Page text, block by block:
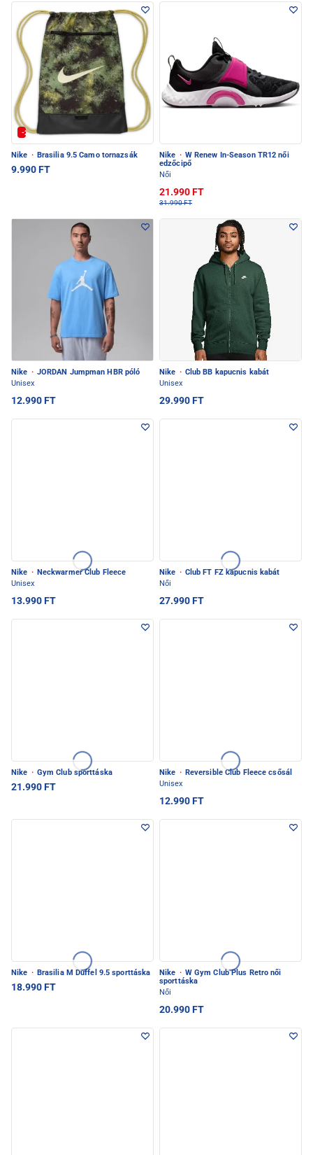
-20% | Kuponkód: SULI-20
Nike · Brasilia 9.5 Camo tornazsák
9.990 FT
Nike · W Renew In-Season TR12 női
edzőcipő
Női
21.990 FT
31.990 FT
Nike · JORDAN Jumpman HBR póló
Unisex
12.990 FT
Nike · Club BB kapucnis kabát
Unisex
29.990 FT
Nike · Neckwarmer Club Fleece
Unisex
13.990 FT
Nike · Club FT FZ kapucnis kabát
Női
27.990 FT
Nike · Gym Club sporttáska
21.990 FT
Nike · Reversible Club Fleece csősál
Unisex
12.990 FT
Nike · Brasilia M Duffel 9.5 sporttáska
18.990 FT
Nike · W Gym Club Plus Retro női
sporttáska
Női
20.990 FT